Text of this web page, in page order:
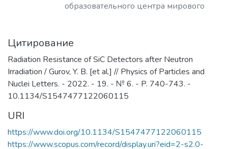
образовательного центра мирового
материаловедения, физики
элементарных частиц, астрофизики и
космофизики.
Цитирование
Radiation Resistance of SiC Detectors after Neutron
Irradiation / Gurov, Y. B. [et al.] // Physics of Particles and
Nuclei Letters. - 2022. - 19. - № 6. - P. 740-743. -
10.1134/S1547477122060115
URI
https://www.doi.org/10.1134/S1547477122060115
https://www.scopus.com/record/display.uri?eid=2-s2.0-